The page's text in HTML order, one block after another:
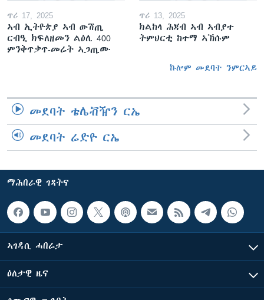
ጥሪ 17, 2025
ኣብ ኢትዮጵያ ኣብ ውሽጢ
ርብዒ ክፍለዘመን ልዕሊ 400
ምንቅጥቃጥ-መሬት ኣጋጢሙ
ጥሪ 13, 2025
ክልከላ ሕጃብ ኣብ ኣብያተ
ትምህርቲ ከተማ ኣኽሱም
ኩሎም መደባት ንምርኣይ
መደባት ቴሌቭዥን ርኤ
መደባት ሬድዮ ርኤ
ማሕበራዊ ገጻትና
ኣገዳሲ ሓበሬታ
ዕለታዊ ዜና